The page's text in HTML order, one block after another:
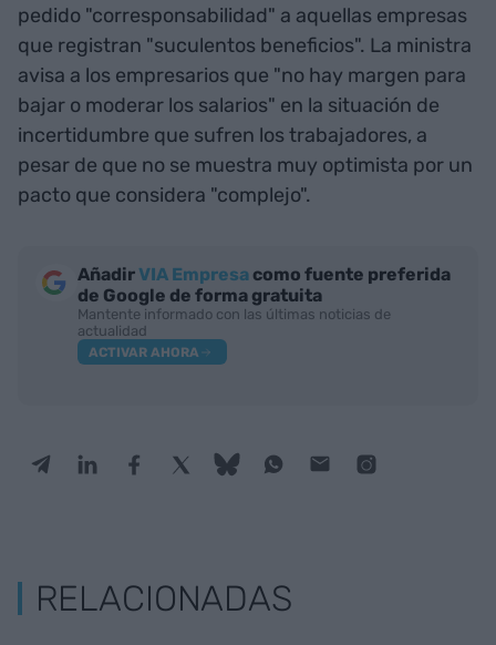
pedido "corresponsabilidad" a aquellas empresas
que registran "suculentos beneficios". La ministra
avisa a los empresarios que "no hay margen para
bajar o moderar los salarios" en la situación de
incertidumbre que sufren los trabajadores, a
pesar de que no se muestra muy optimista por un
pacto que considera "complejo".
AñadirVIA Empresa como fuente preferida
de Google de forma gratuita
Mantente informado con las últimas noticias de
actualidad
ACTIVAR AHORA
RELACIONADAS